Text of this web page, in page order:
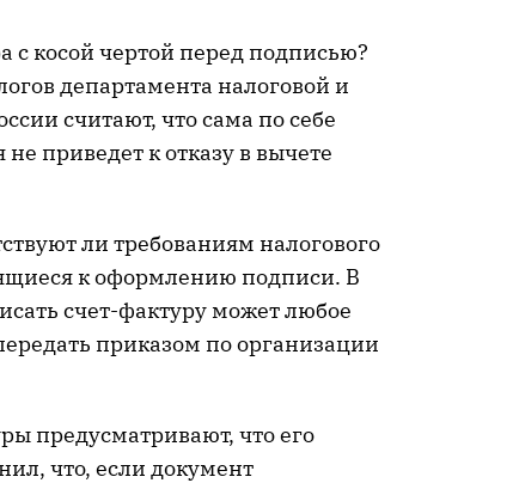
с косой чертой перед подписью?
департамента налоговой и
считают, что сама по себе
приведет к отказу в вычете
ли требованиям налогового
к оформлению подписи. В
счет-фактуру может любое
приказом по организации
предусматривают, что его
что, если документ